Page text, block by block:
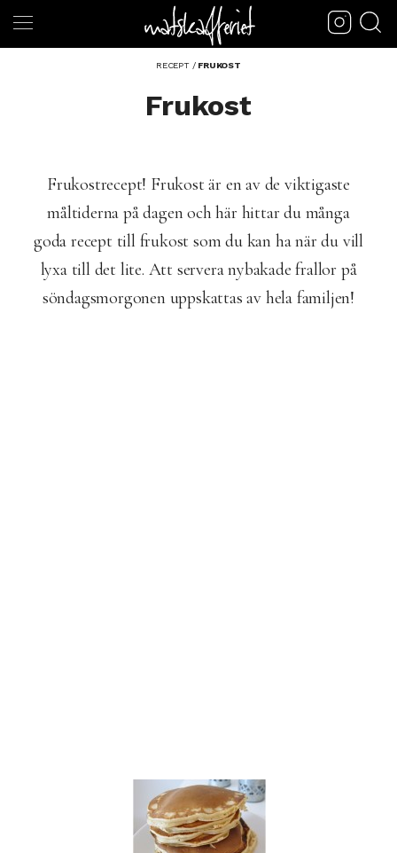
RECEPT/ FRUKOST
Frukost
Frukostrecept! Frukost är en av de viktigaste
måltiderna på dagen och här hittar du många
goda recept till frukost som du kan ha när du vill
lyxa till det lite. Att servera nybakade frallor på
söndagsmorgonen uppskattas av hela familjen!